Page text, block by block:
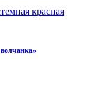
красная